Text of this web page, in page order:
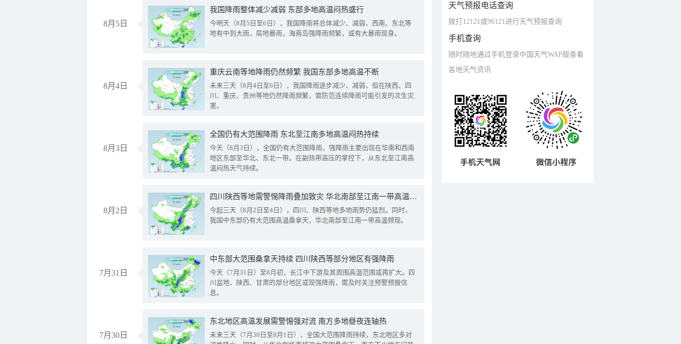
8月5日
我国降雨整体减少减弱 东部多地高温闷热盛行
今明天（8月5日至6日），我国降雨将总体减少、减弱，西南、东北等
地有中到大雨，局地暴雨，海南岛强降雨频繁，或有大暴雨现身。
8月4日
重庆云南等地降雨仍然频繁 我国东部多地高温不断
未来三天（8月4日至6日），我国降雨逐步减少、减弱，但在陕西、四
川、重庆、贵州等地仍然降雨频繁，需防范连续降雨可能引发的次生灾
害。
8月3日
全国仍有大范围降雨 东北至江南多地高温闷热持续
今天（8月3日），全国仍有大范围降雨，强降雨主要出现在华南和西南
地区东部至华北、东北一带。在副热带高压的掌控下，从东北至江南高
温闷热天气持续。
8月2日
四川陕西等地需警惕降雨叠加致灾 华北南部至江南一带高温频现
今起三天（8月2日至4日），四川、陕西等地多地雨势仍猛烈。同时，
我国中东部仍有大范围高温桑拿天，华北南部至江南一带高温频现。
7月31日
中东部大范围桑拿天持续 四川陕西等部分地区有强降雨
今天（7月31日）至8月初，长江中下游及其周围高温范围或再扩大。四
川盆地、陕西、甘肃的部分地区或现强降雨，需及时关注预警预报信
息。
7月30日
东北地区高温发展需警惕强对流 南方多地昼夜连轴热
未来三天（7月30日至8月1日），全国大范围降雨持续，东北地区多对
天气预报电话查询
拨打12121或96121进行天气预报查询
手机查询
随时随地通过手机登录中国天气WAP版查看
各地天气资讯